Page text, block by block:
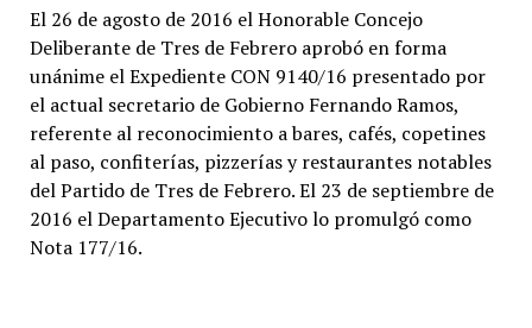
El 26 de agosto de 2016 el Honorable Concejo
Deliberante de Tres de Febrero aprobó en forma
unánime el Expediente CON 9140/16 presentado por
el actual secretario de Gobierno Fernando Ramos,
referente al reconocimiento a bares, cafés, copetines
al paso, confiterías, pizzerías y restaurantes notables
del Partido de Tres de Febrero. El 23 de septiembre de
2016 el Departamento Ejecutivo lo promulgó como
Nota 177/16.